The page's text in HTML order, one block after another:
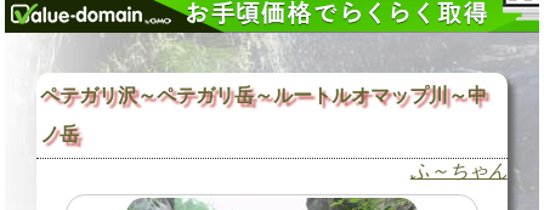
ペテガリ沢～ペテガリ岳～ルートルオマップ川～中
ノ岳
ふ～ちゃん